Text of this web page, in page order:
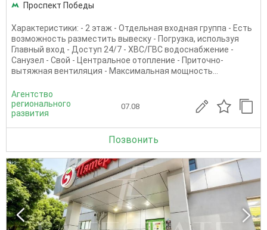
Проспект Победы
Характеристики: - 2 этаж - Отдельная входная группа - Есть
возможность разместить вывеску - Погрузка, используя
Главный вход - Доступ 24/7 - ХВС/ГВС водоснабжение -
Санузел - Свой - Центральное отопление - Приточно-
вытяжная вентиляция - Максимальная мощность...
Агентство
регионального
развития
07.08
Позвонить